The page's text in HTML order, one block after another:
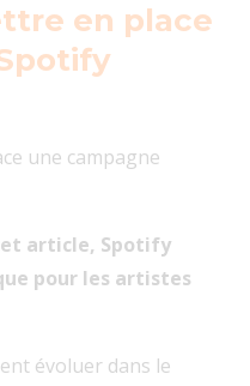
en place
une campagne
article, Spotify
pour les artistes
évoluer dans le